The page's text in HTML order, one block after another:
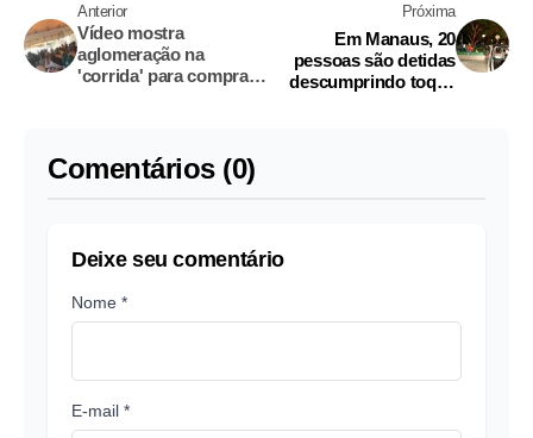
Anterior
Vídeo mostra
aglomeração na
'corrida' para compra
Próxima
Em Manaus, 20
pessoas são detidas
descumprindo toque
Comentários (0)
Deixe seu comentário
Nome *
E-mail *